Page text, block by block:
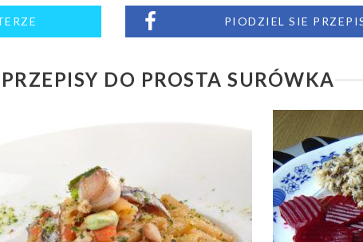
PIODZIEL SIE
DO PROSTA SURÓWKA